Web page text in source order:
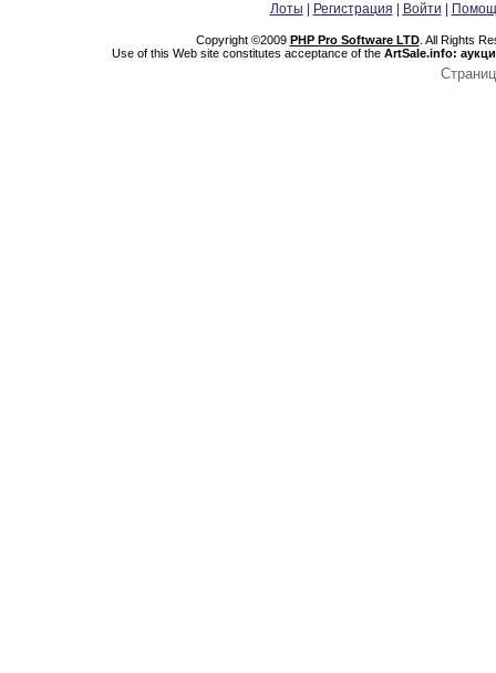
Лоты Регистрация Войти
Copyright ©2009 PHP Pro Software LTD. All Rights
Use of this Web site constitutes acceptance of the ArtSale.info: